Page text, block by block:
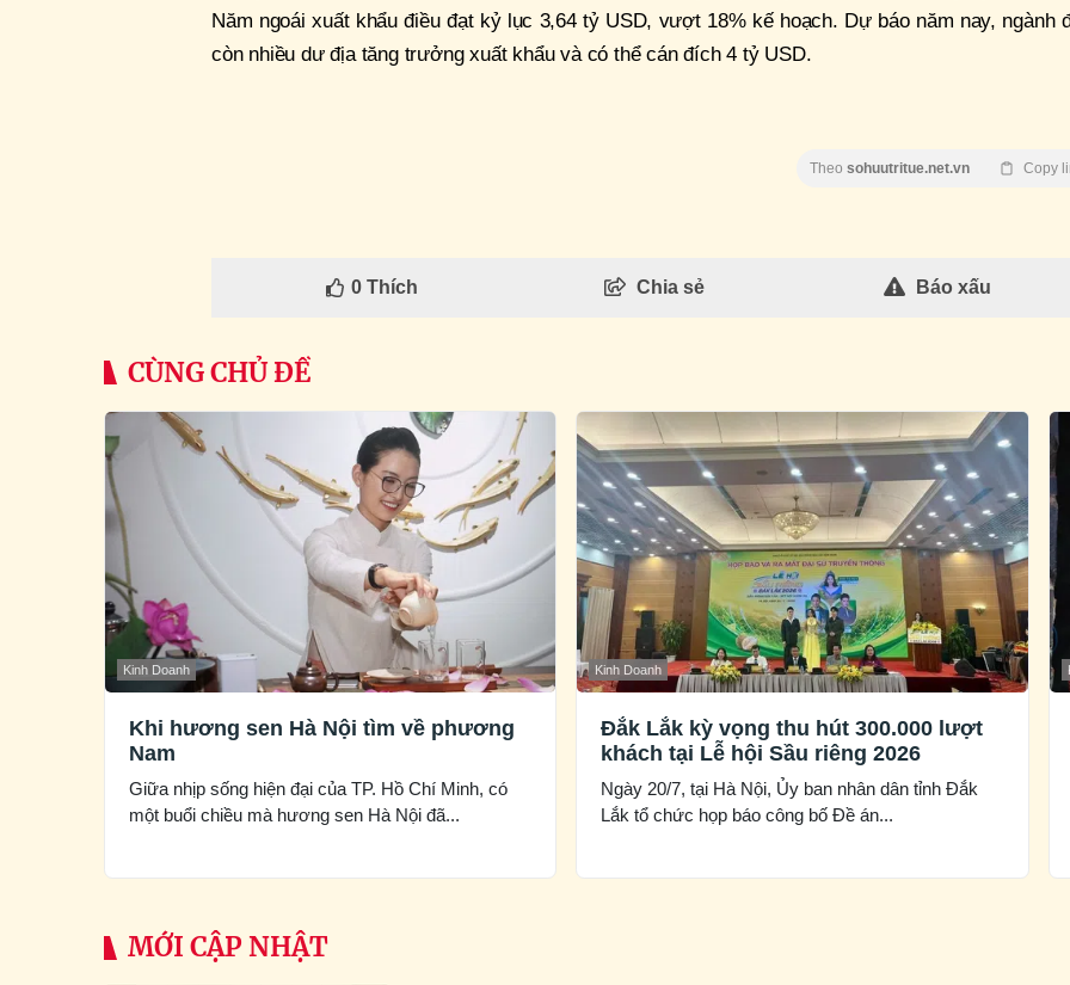
Năm ngoái xuất khẩu điều đạt kỷ lục 3,64 tỷ USD, vượt 18% kế hoạch. Dự báo năm nay, ngành
còn nhiều dư địa tăng trưởng xuất khẩu và có thể cán đích 4 tỷ USD.
Theo sohuutritue.net.vn Copy
0Thích Chia sẻ Báo xấu
CÙNG CHỦ ĐỀ
Kinh Doanh
Khi hương sen Hà Nội tìm về phương
Nam
Giữa nhịp sống hiện đại của TP. Hồ Chí Minh, có
một buổi chiều mà hương sen Hà Nội đã...
Kinh Doanh
Đắk Lắk kỳ vọng thu hút 300.000 lượt
khách tại Lễ hội Sầu riêng 2026
Ngày 20/7, tại Hà Nội, Ủy ban nhân dân tỉnh Đắk
Lắk tổ chức họp báo công bố Đề án...
MỚI CẬP NHẬT